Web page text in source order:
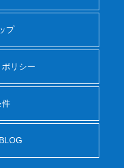
プ
リシー
件